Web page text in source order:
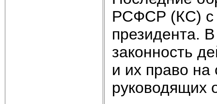
РСФСР (КС) с
президента.
законность
и их право
руководящих